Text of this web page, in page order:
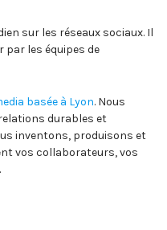
sur les réseaux sociaux. Il
par les équipes de
basée à Lyon. Nous
durables et
inventons, produisons et
vos collaborateurs, vos